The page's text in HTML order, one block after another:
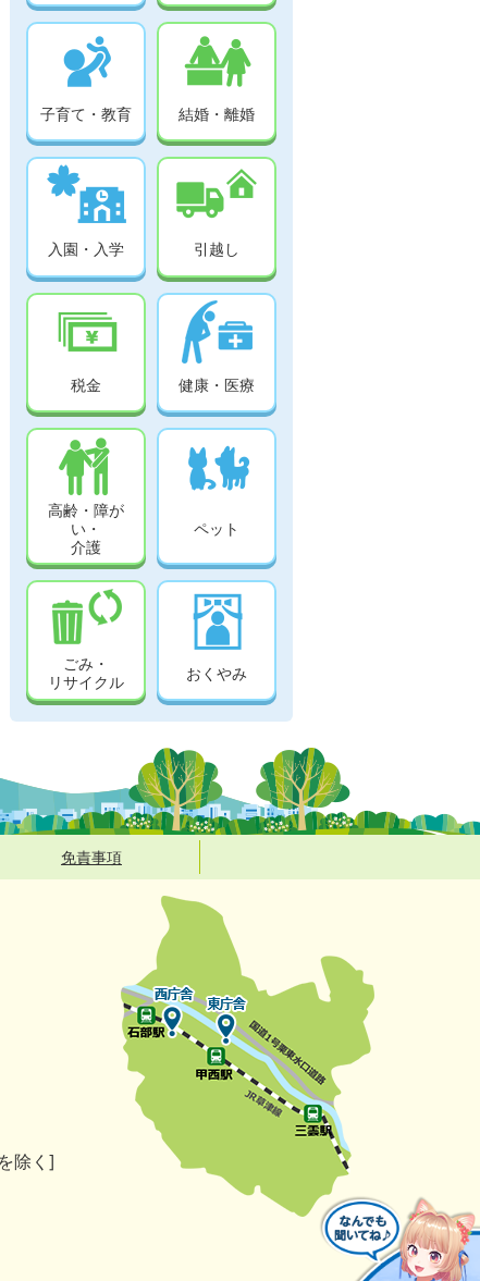
子育て・教育 結婚・離婚
入園・入学 引越し
税金 健康・医療
高齢・障が
い・
介護
ペット
ごみ・
リサイクル
おくやみ
免責事項
除く]